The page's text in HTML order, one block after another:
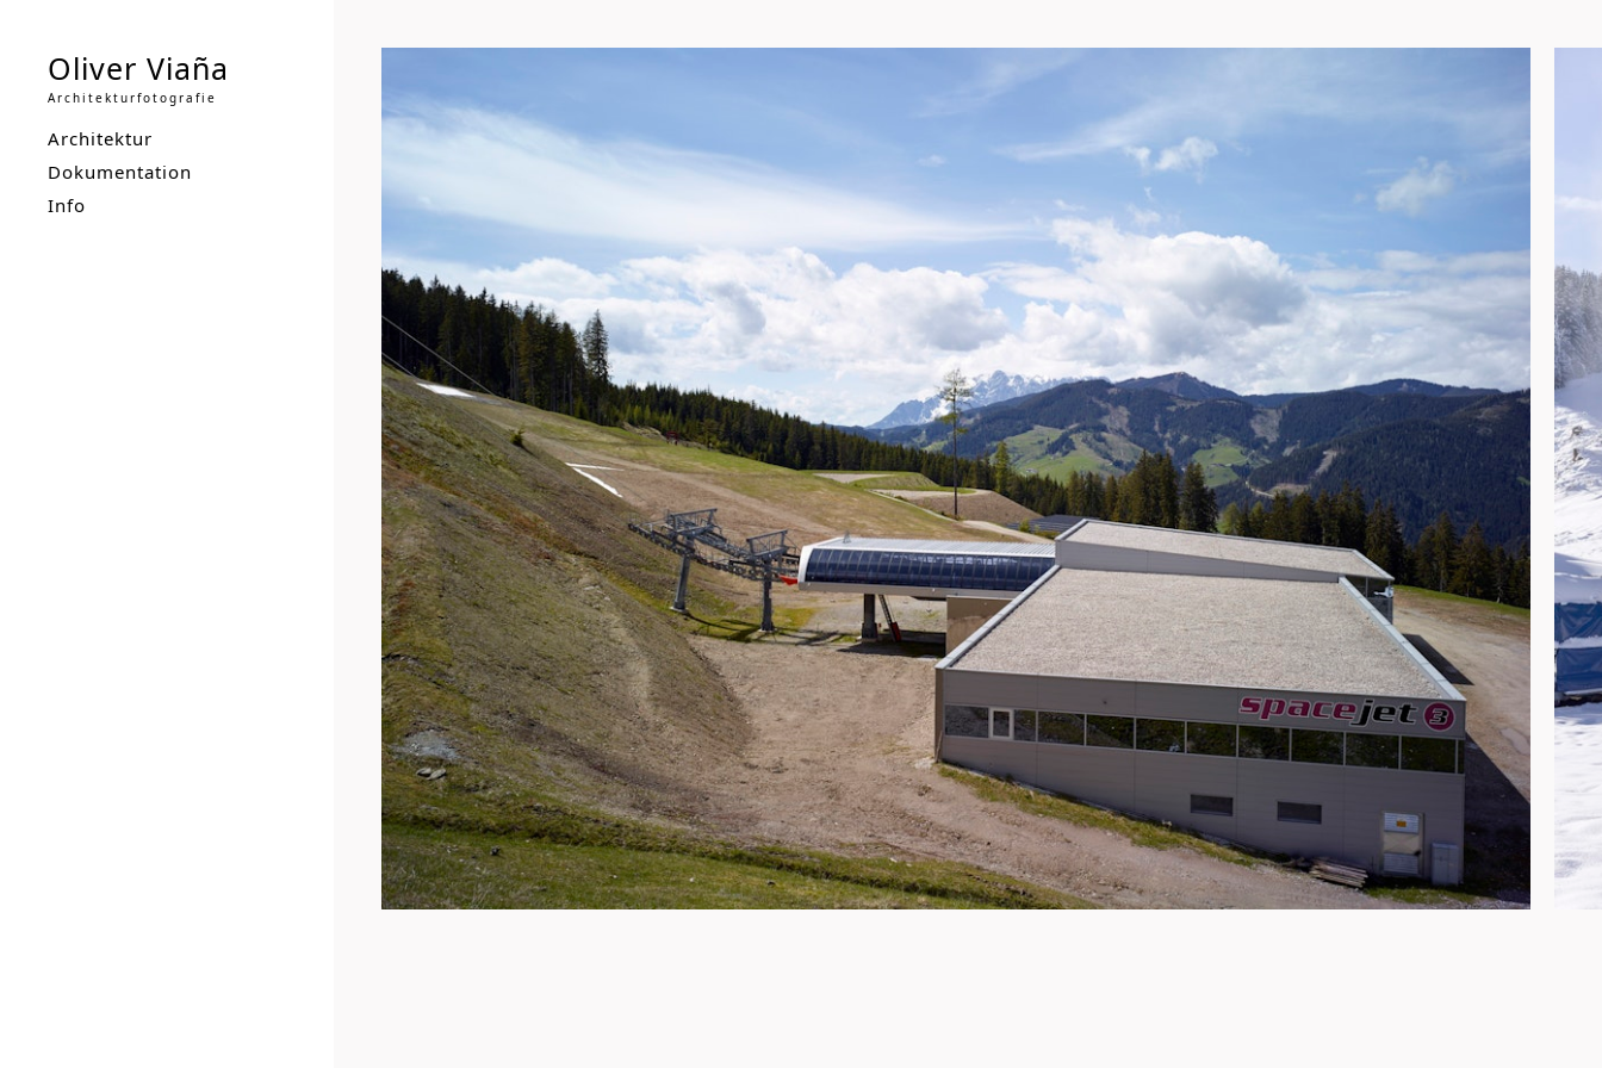
Oliver Viaña
Architekturfotografie
Architektur
Dokumentation
Info